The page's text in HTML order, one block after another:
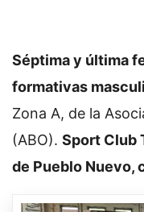
Séptima y última
formativas
Zona A, de la
(ABO). Sport Club
de Pueblo Nuevo,